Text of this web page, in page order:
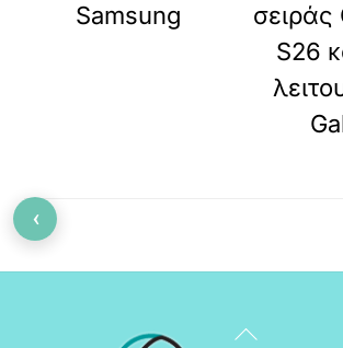
Samsung
σειράς
S26
Back
‹